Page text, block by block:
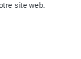
site web.